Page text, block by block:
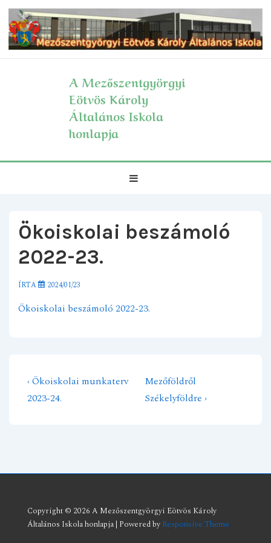
Skip
A Mezőszentgyörgyi
Eötvös Károly
Általános Iskola
honlapja
Ökoiskolai beszámoló
2022-23.
ÍRTA 2024/01/23
Ökoiskolai beszámoló 2022-23.
Bejegyzés
Previous
Post
‹ Ökoiskolai munkaterv
2023-24.
Next
Post
Mezőföldről
Székelyföldre ›
Copyright © 2026 A Mezőszentgyörgyi Eötvös Károly
Általános Iskola honlapja | Powered by Responsive Theme